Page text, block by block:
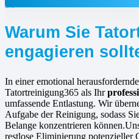
Warum Sie
engagieren
In einer emotional
Tatortreinigung365 als Ihr
umfassende Entlastung. Wir
Aufgabe der Reinigung, sodass
Belange konzentrieren
restlose Eliminierung potenzieller